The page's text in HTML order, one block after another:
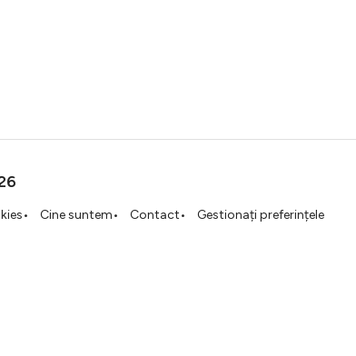
Cine suntem Contact Gestionați preferințele